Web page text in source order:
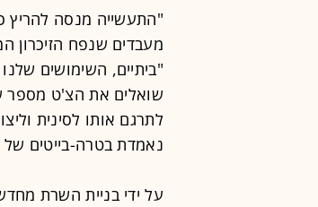
"התעשייה מנסה להריץ
לתרגם אותו לסינית
נאמדת בטרה-בייטים של
על ידי בניית השרת